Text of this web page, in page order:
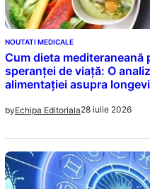
NOUTATI MEDICALE
Cum dieta mediteraneană
speranței de viață: O
alimentației asupra
byEchipa Editoriala28 iulie 2026